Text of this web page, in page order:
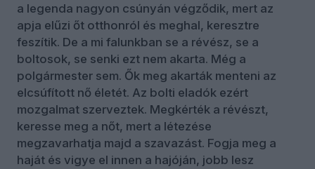
a legenda nagyon csúnyán végződik, mert az
apja elűzi őt otthonról és meghal, keresztre
feszítik. De a mi falunkban se a révész, se a
boltosok, se senki ezt nem akarta. Még a
polgármester sem. Ők meg akarták menteni az
elcsúfított nő életét. Az bolti eladók ezért
mozgalmat szerveztek. Megkérték a révészt,
keresse meg a nőt, mert a létezése
megzavarhatja majd a szavazást. Fogja meg a
haját és vigye el innen a hajóján, jobb lesz